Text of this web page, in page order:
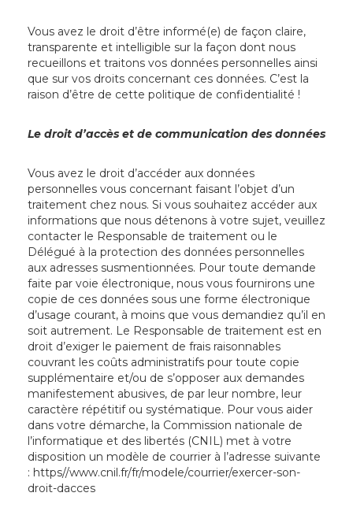
Vous avez le droit d’être informé(e) de façon claire,
transparente et intelligible sur la façon dont nous
recueillons et traitons vos données personnelles ainsi
que sur vos droits concernant ces données. C’est la
raison d’être de cette politique de confidentialité !
Le droit d’accès et de communication des données
Vous avez le droit d’accéder aux données
personnelles vous concernant faisant l’objet d’un
traitement chez nous. Si vous souhaitez accéder aux
informations que nous détenons à votre sujet, veuillez
contacter le Responsable de traitement ou le
Délégué à la protection des données personnelles
aux adresses susmentionnées. Pour toute demande
faite par voie électronique, nous vous fournirons une
copie de ces données sous une forme électronique
d’usage courant, à moins que vous demandiez qu’il en
soit autrement. Le Responsable de traitement est en
droit d’exiger le paiement de frais raisonnables
couvrant les coûts administratifs pour toute copie
supplémentaire et/ou de s’opposer aux demandes
manifestement abusives, de par leur nombre, leur
caractère répétitif ou systématique. Pour vous aider
dans votre démarche, la Commission nationale de
l’informatique et des libertés (CNIL) met à votre
disposition un modèle de courrier à l’adresse suivante
: https//www.cnil.fr/fr/modele/courrier/exercer-son-
droit-dacces